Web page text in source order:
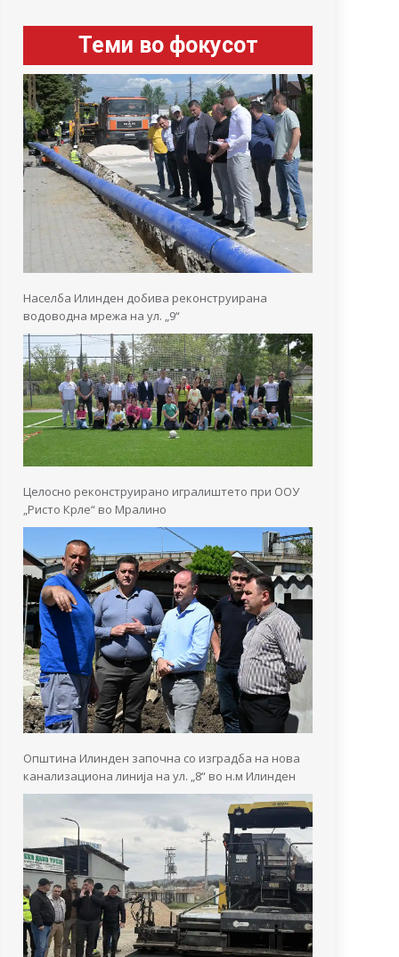
Теми во фокусот
Населба Илинден добива реконструирана
водоводна мрежа на ул. „9“
Целосно реконструирано игралиштето при ООУ
„Ристо Крле“ во Мралино
Општина Илинден започна со изградба на нова
канализациона линија на ул. „8“ во н.м Илинден